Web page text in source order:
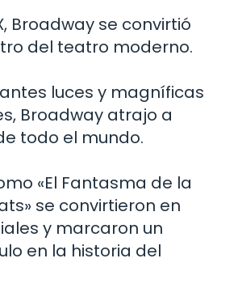
Broadway se convirtió
del teatro moderno.
luces y magníficas
Broadway atrajo a
todo el mundo.
«El Fantasma de la
se convirtieron en
y marcaron un
en la historia del